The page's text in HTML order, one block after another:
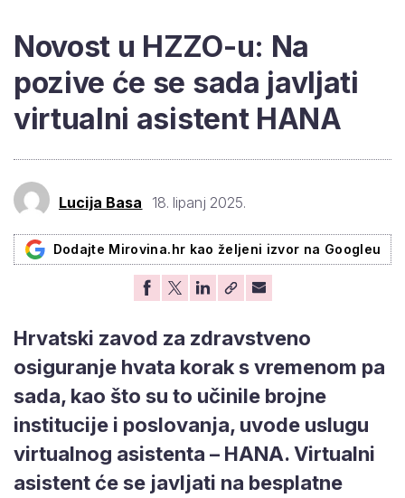
Novost u HZZO-u: Na
pozive će se sada javljati
virtualni asistent HANA
Lucija Basa 18. lipanj 2025.
Dodajte Mirovina.hr kao željeni izvor na Googleu
Hrvatski zavod za zdravstveno
osiguranje hvata korak s vremenom pa
sada, kao što su to učinile brojne
institucije i poslovanja, uvode uslugu
virtualnog asistenta – HANA. Virtualni
asistent će se javljati na besplatne